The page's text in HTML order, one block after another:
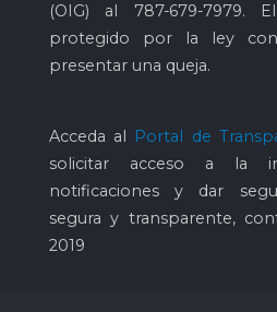
(OIG) al 787-679-7979. El
protegido por la ley
presentar una queja.
Acceda al Portal de
solicitar acceso a la
notificaciones y dar
segura y transparente,
2019